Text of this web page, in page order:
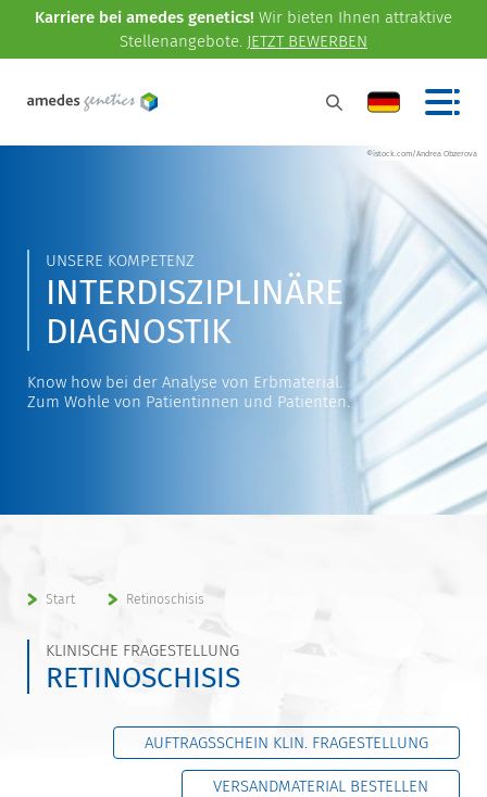
Karriere bei amedes genetics! Wir bieten Ihnen attraktive
Stellenangebote. JETZT BEWERBEN
©istock.com/Andrea Obzerova
UNSERE KOMPETENZ
INTERDISZIPLINÄRE
DIAGNOSTIK
Know how bei der Analyse von Erbmaterial.
Zum Wohle von Patientinnen und Patienten.
Start Retinoschisis
KLINISCHE FRAGESTELLUNG
RETINOSCHISIS
AUFTRAGSSCHEIN KLIN. FRAGESTELLUNG
VERSANDMATERIAL BESTELLEN